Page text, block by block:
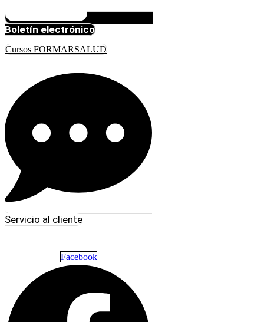
Boletín electrónico
Cursos FORMARSALUD
Servicio al cliente
Facebook